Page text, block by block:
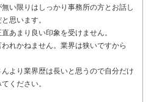
い限りはしっかり事務所の方とお話し
思います。
あまり良い印象を受けません。
れかねません。業界は狭いですから
より業界歴は長いと思うので自分だけ
ください。